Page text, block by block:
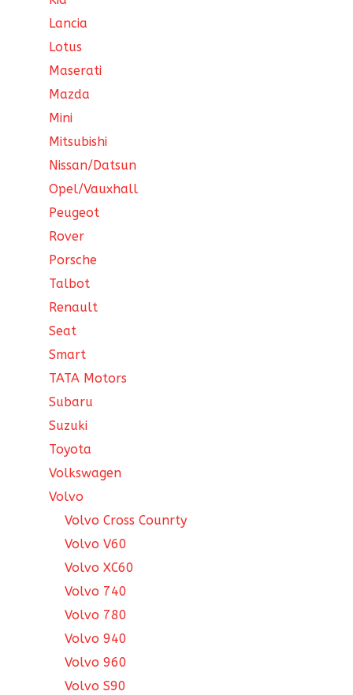
Lancia
Lotus
Maserati
Mazda
Mini
Mitsubishi
Nissan/Datsun
Opel/Vauxhall
Peugeot
Rover
Porsche
Talbot
Renault
Seat
Smart
TATA Motors
Subaru
Suzuki
Toyota
Volkswagen
Volvo
Volvo Cross Counrty
Volvo V60
Volvo XC60
Volvo 740
Volvo 780
Volvo 940
Volvo 960
Volvo S90